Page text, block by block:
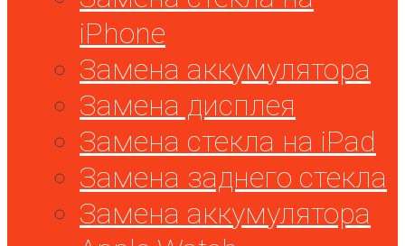
iPhone
Замена аккумулятора
Замена дисплея
Замена стекла на iPad
Замена заднего стекла
Замена аккумулятора